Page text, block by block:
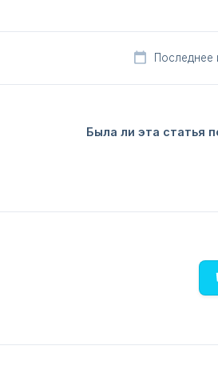
Последнее
Была ли эта статья